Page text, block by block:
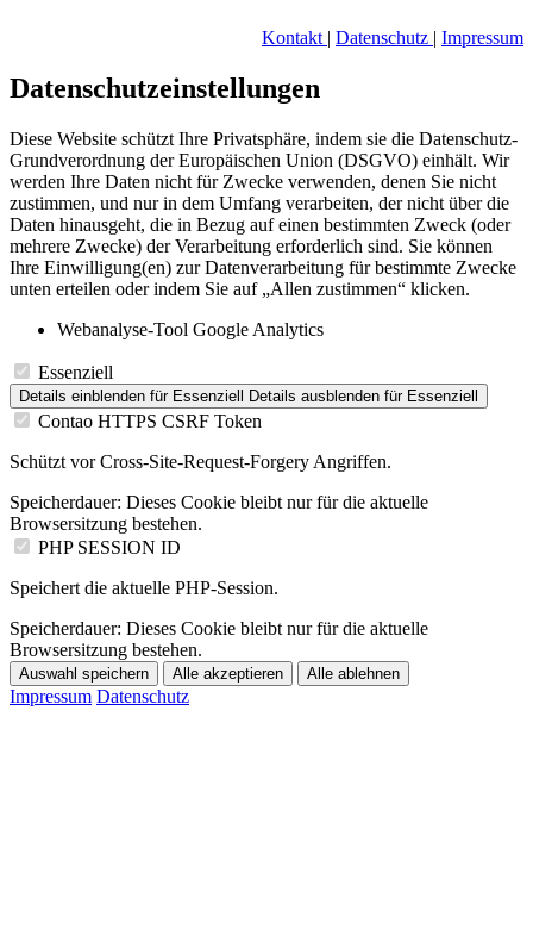
Kontakt | Datenschutz | Impressum
Datenschutzeinstellungen
Diese Website schützt Ihre Privatsphäre, indem sie die Datenschutz-
Grundverordnung der Europäischen Union (DSGVO) einhält. Wir
werden Ihre Daten nicht für Zwecke verwenden, denen Sie nicht
zustimmen, und nur in dem Umfang verarbeiten, der nicht über die
Daten hinausgeht, die in Bezug auf einen bestimmten Zweck (oder
mehrere Zwecke) der Verarbeitung erforderlich sind. Sie können
Ihre Einwilligung(en) zur Datenverarbeitung für bestimmte Zwecke
unten erteilen oder indem Sie auf „Allen zustimmen“ klicken.
Webanalyse-Tool Google Analytics
Essenziell
Details einblenden für Essenziell Details ausblenden für Essenziell
Contao HTTPS CSRF Token
Schützt vor Cross-Site-Request-Forgery Angriffen.
Speicherdauer: Dieses Cookie bleibt nur für die aktuelle
Browsersitzung bestehen.
PHP SESSION ID
Speichert die aktuelle PHP-Session.
Speicherdauer: Dieses Cookie bleibt nur für die aktuelle
Browsersitzung bestehen.
Auswahl speichern Alle akzeptieren Alle ablehnen
Impressum Datenschutz